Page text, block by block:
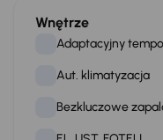
Wnętrze
Adaptacyjny
Aut. klimatyzacja
Bezkluczowe